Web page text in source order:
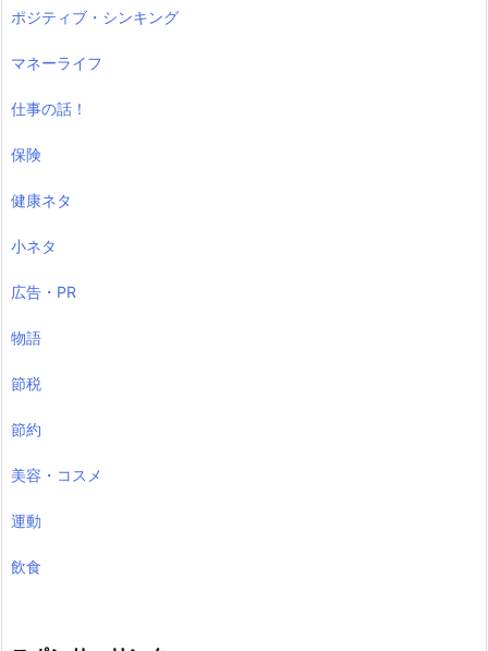
ポジティブ・シンキング
マネーライフ
仕事の話！
保険
健康ネタ
小ネタ
広告・PR
物語
節税
節約
美容・コスメ
運動
飲食